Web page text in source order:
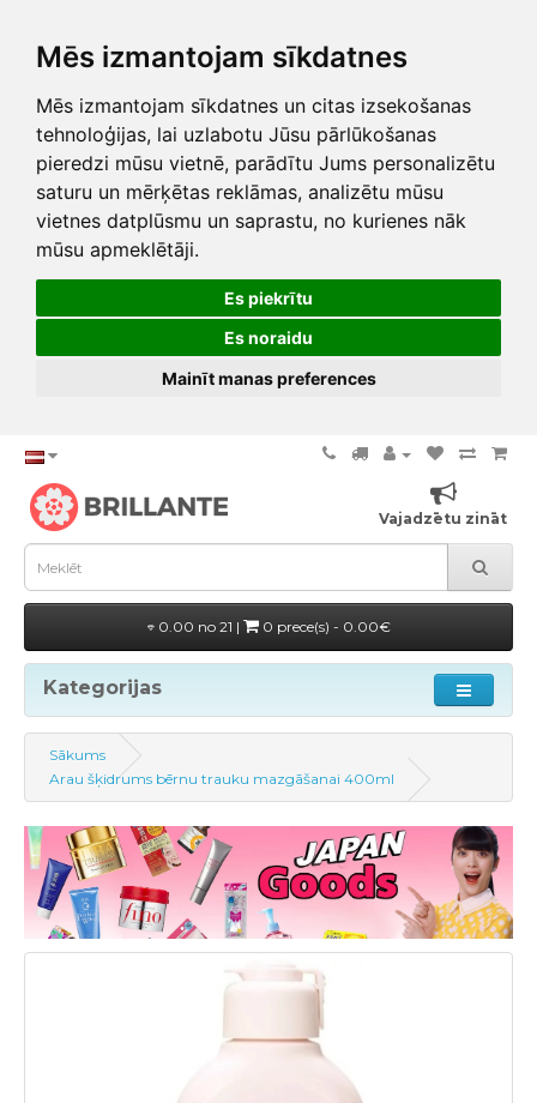
Mēs izmantojam sīkdatnes
Mēs izmantojam sīkdatnes un citas izsekošanas
tehnoloģijas, lai uzlabotu Jūsu pārlūkošanas
pieredzi mūsu vietnē, parādītu Jums personalizētu
saturu un mērķētas reklāmas, analizētu mūsu
vietnes datplūsmu un saprastu, no kurienes nāk
mūsu apmeklētāji.
Es piekrītu
Es noraidu
Mainīt manas preferences
Vajadzētu zināt
0.00 no 21 | 0 prece(s) - 0.00€
Kategorijas
Sākums
Arau šķidrums bērnu trauku mazgāšanai 400ml